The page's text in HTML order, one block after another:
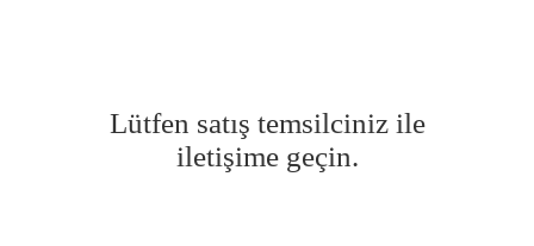
Lütfen satış temsilciniz ile
iletişime geçin.